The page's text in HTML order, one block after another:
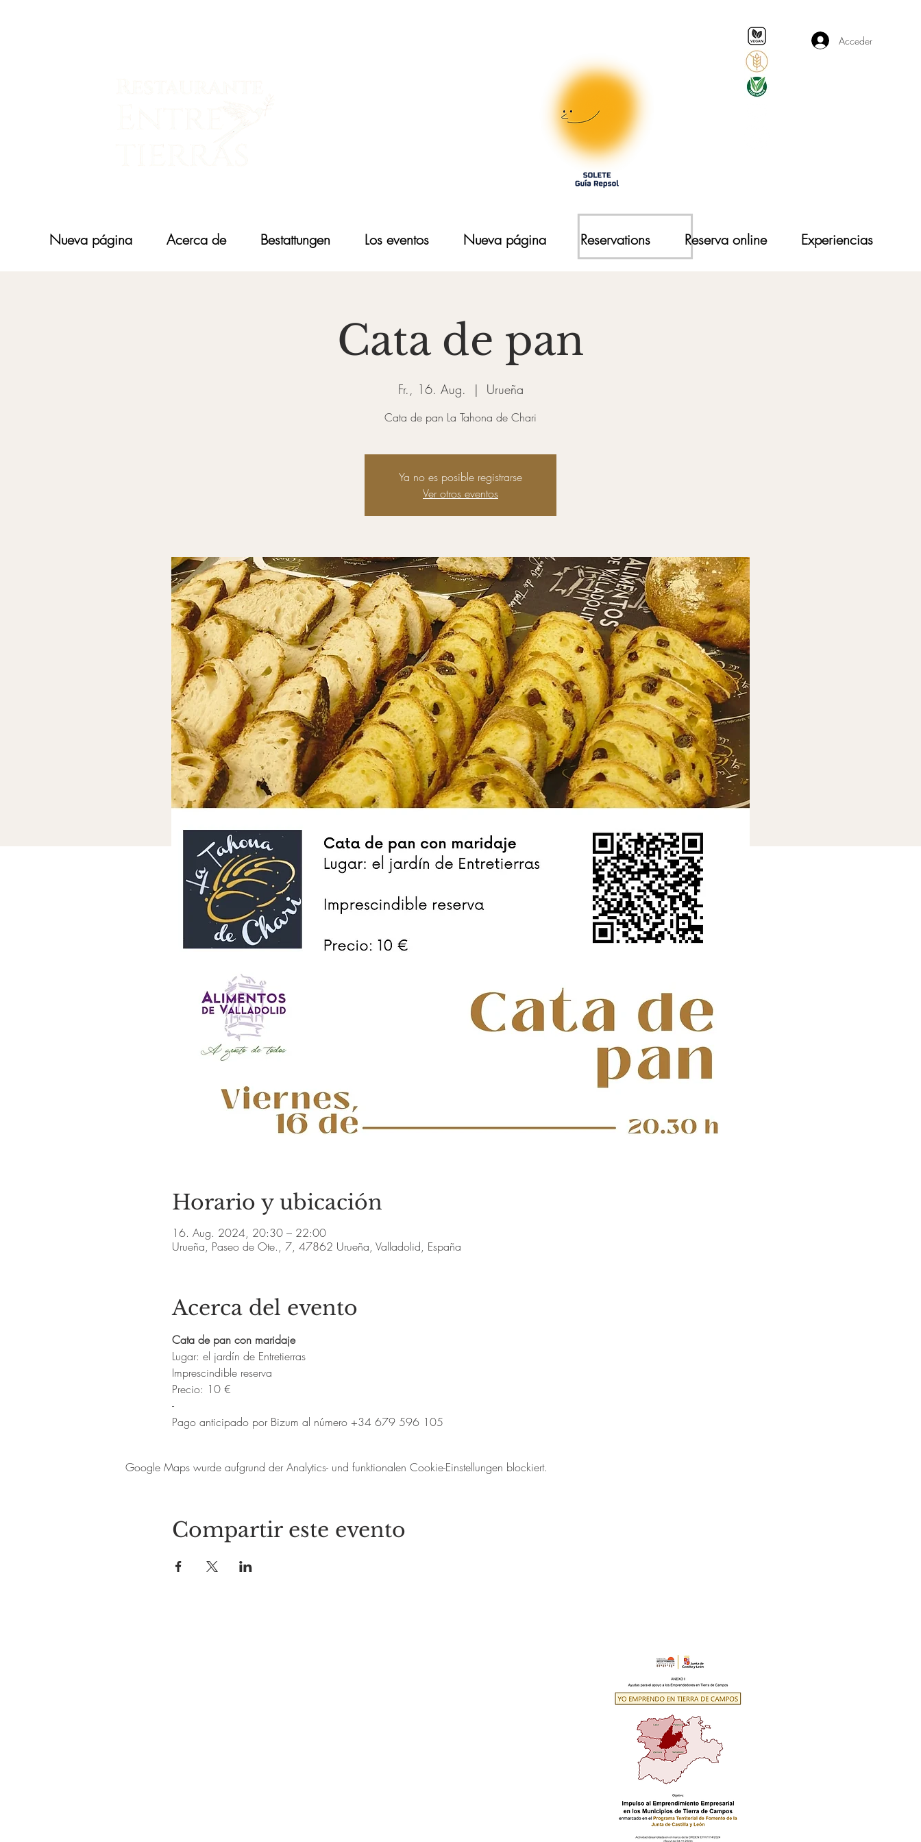
Acceder
Nueva página Acerca de Bestattungen Los eventos Nueva página Reservations Reserva online Experiencias
Cata de pan
Fr., 16. Aug.
  |
Urueña
Cata de pan La Tahona de Chari
Ya no es posible registrarse
Ver otros eventos
Horario y ubicación
16. Aug. 2024, 20:30 – 22:00
Urueña, Paseo de Ote., 7, 47862 Urueña, Valladolid, España
Acerca del evento
Cata de pan con maridaje
Lugar: el jardín de Entretierras
Imprescindible reserva
Precio: 10 €
-
Pago anticipado por Bizum al número +34 679 596 105
Google Maps wurde aufgrund der Analytics- und funktionalen Cookie-Einstellungen blockiert.
Compartir este evento